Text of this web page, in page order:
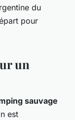
du
pour
un
sauvage
est